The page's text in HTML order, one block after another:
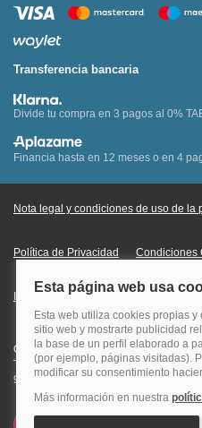
Transferencia bancaria
Divide tu compra en 3 pagos al 0%
Financia hasta en 12 meses o en 4
Nota legal y condiciones de uso de la
Política de Privacidad Condiciones
Información Legal sobre Mercados en
Quehoteles.com - Especialistas en
Todos los derechos reservados.
915759999